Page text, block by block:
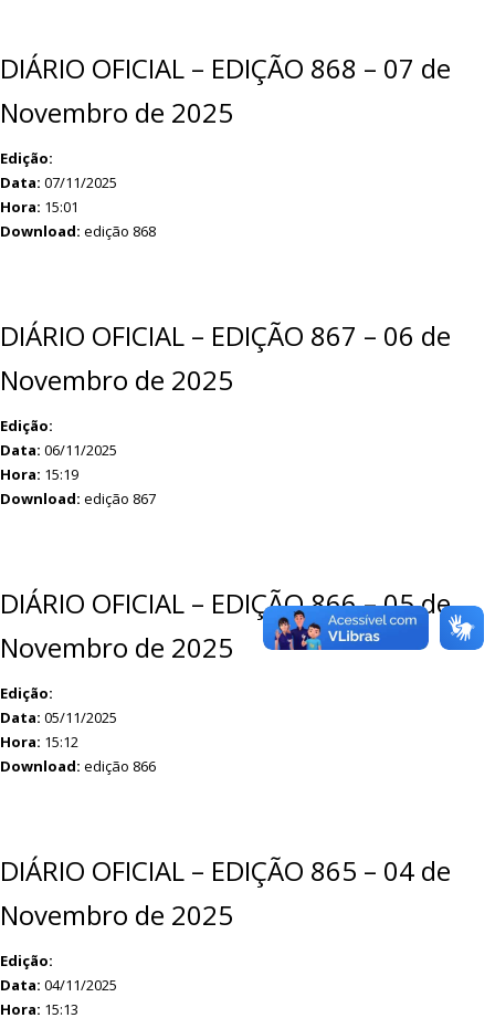
DIÁRIO OFICIAL – EDIÇÃO 868 – 07 de
Novembro de 2025
Edição:
Data: 07/11/2025
Hora: 15:01
Download: edição 868
DIÁRIO OFICIAL – EDIÇÃO 867 – 06 de
Novembro de 2025
Edição:
Data: 06/11/2025
Hora: 15:19
Download: edição 867
DIÁRIO OFICIAL – EDIÇÃO 866 – 05 de
Novembro de 2025
Edição:
Data: 05/11/2025
Hora: 15:12
Download: edição 866
DIÁRIO OFICIAL – EDIÇÃO 865 – 04 de
Novembro de 2025
Edição:
Data: 04/11/2025
Hora: 15:13